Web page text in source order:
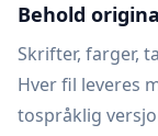
Behold
Skrifter, farger,
Hver fil leveres
tospråklig